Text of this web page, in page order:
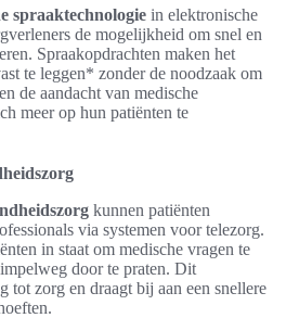
spraaktechnologie in elektronische
de mogelijkheid om snel en
Spraakopdrachten maken het
te leggen* zonder de noodzaak om
de aandacht van medische
meer op hun patiënten te
kunnen patiënten
via systemen voor telezorg.
in staat om medische vragen te
door te praten. Dit
tot zorg en draagt bij aan een snellere